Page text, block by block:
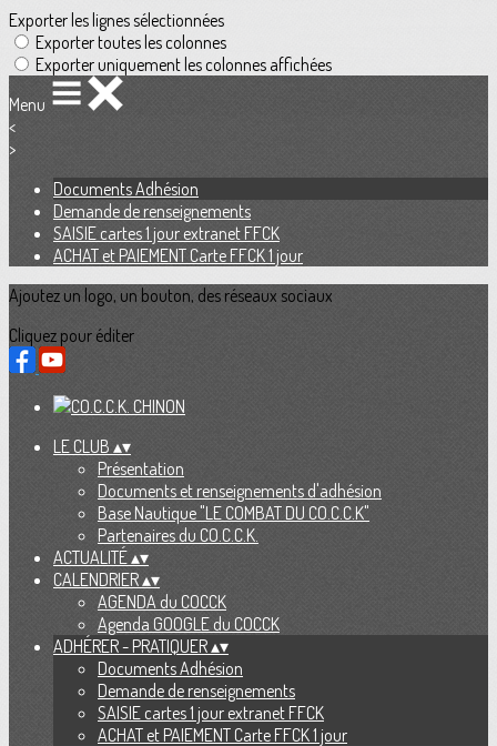
Exporter les lignes sélectionnées
Exporter toutes les colonnes
Exporter uniquement les colonnes affichées
Menu
<
>
Documents Adhésion
Demande de renseignements
SAISIE cartes 1 jour extranet FFCK
ACHAT et PAIEMENT Carte FFCK 1 jour
Ajoutez un logo, un bouton, des réseaux sociaux
Cliquez pour éditer
LE CLUB ▴▾
Présentation
Documents et renseignements d'adhésion
Base Nautique "LE COMBAT DU CO.C.C.K"
Partenaires du CO.C.C.K.
ACTUALITÉ▴▾
CALENDRIER▴▾
AGENDA du COCCK
Agenda GOOGLE du COCCK
ADHÉRER - PRATIQUER▴▾
Documents Adhésion
Demande de renseignements
SAISIE cartes 1 jour extranet FFCK
ACHAT et PAIEMENT Carte FFCK 1 jour